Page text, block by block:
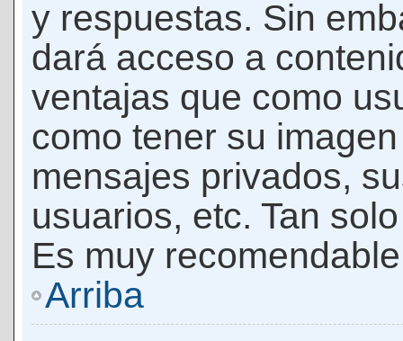
y respuestas. Sin
dará acceso a
ventajas que como
como tener su
mensajes privados,
usuarios, etc. Tan
Es muy
Arriba